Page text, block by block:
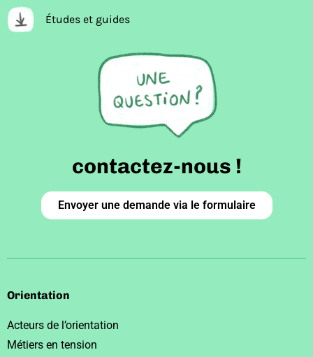
Études et guides
contactez-nous !
Envoyer une demande via le formulaire
Orientation
Acteurs de l’orientation
Métiers en tension